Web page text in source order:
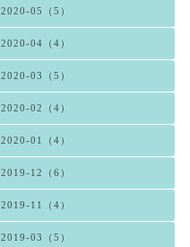
2020-05（5）
2020-04（4）
2020-03（5）
2020-02（4）
2020-01（4）
2019-12（6）
2019-11（4）
2019-03（5）